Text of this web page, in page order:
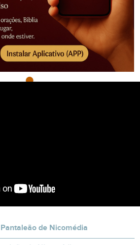
de Nicomédia